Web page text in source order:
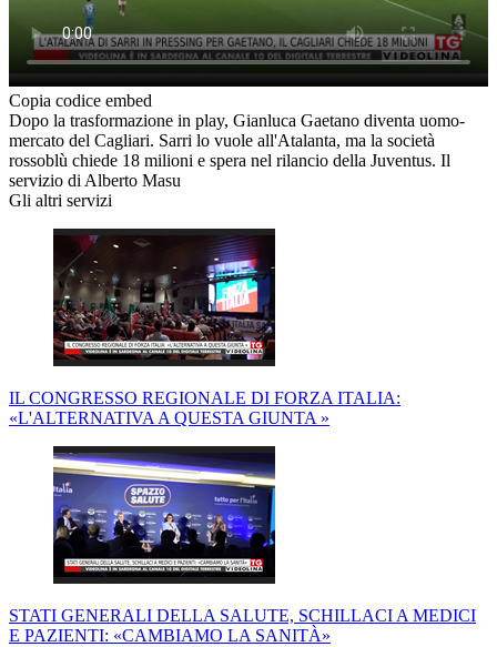
Copia codice embed
Dopo la trasformazione in play, Gianluca Gaetano diventa uomo-
mercato del Cagliari. Sarri lo vuole all'Atalanta, ma la società
rossoblù chiede 18 milioni e spera nel rilancio della Juventus. Il
servizio di Alberto Masu
Gli altri servizi
IL CONGRESSO REGIONALE DI FORZA ITALIA:
«L'ALTERNATIVA A QUESTA GIUNTA »
STATI GENERALI DELLA SALUTE, SCHILLACI A MEDICI
E PAZIENTI: «CAMBIAMO LA SANITÀ»